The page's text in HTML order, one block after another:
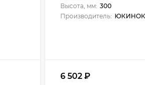
Высота, мм: 300
Производитель:
6 502 ₽